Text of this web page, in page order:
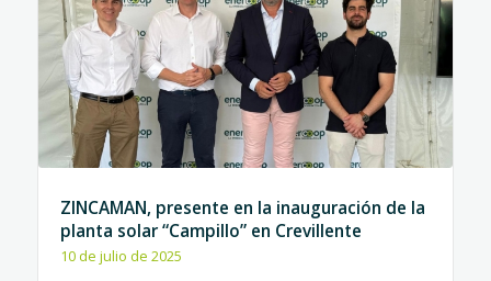
ZINCAMAN, presente en la inauguración de la
planta solar “Campillo” en Crevillente
10 de julio de 2025